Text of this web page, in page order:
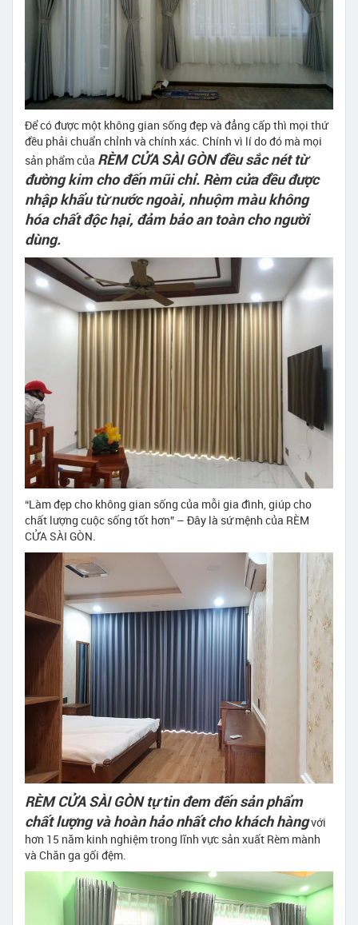
Để có được một không gian sống đẹp và đẳng cấp thì mọi thứ
đều phải chuẩn chỉnh và chính xác. Chính vì lí do đó mà mọi
sản phẩm của RÈM CỬA SÀI GÒN đều sắc nét từ
đường kim cho đến mũi chỉ. Rèm cửa đều được
nhập khẩu từ nước ngoài, nhuộm màu không
hóa chất độc hại, đảm bảo an toàn cho người
dùng.
“Làm đẹp cho không gian sống của mỗi gia đình, giúp cho
chất lượng cuộc sống tốt hơn” – Đây là sứ mệnh của RÈM
CỬA SÀI GÒN.
RÈM CỬA SÀI GÒN tự tin đem đến sản phẩm
chất lượng và hoàn hảo nhất cho khách hàngvới
hơn 15 năm kinh nghiệm trong lĩnh vực sản xuất Rèm mành
và Chăn ga gối đệm.